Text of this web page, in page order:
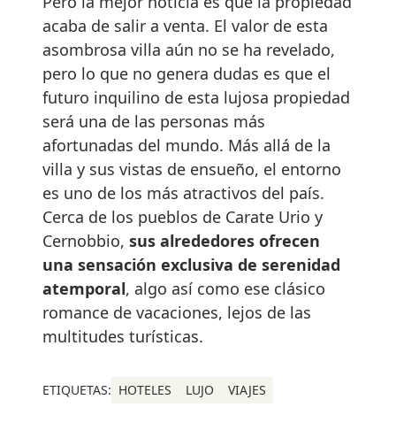
acaba de salir a venta. El valor de esta
asombrosa villa aún no se ha revelado,
pero lo que no genera dudas es que el
futuro inquilino de esta lujosa propiedad
será una de las personas más
afortunadas del mundo. Más allá de la
villa y sus vistas de ensueño, el entorno
es uno de los más atractivos del país.
Cerca de los pueblos de Carate Urio y
Cernobbio, sus alrededores ofrecen
una sensación exclusiva de serenidad
atemporal, algo así como ese clásico
romance de vacaciones, lejos de las
multitudes turísticas.
ETIQUETAS: HOTELES LUJO VIAJES